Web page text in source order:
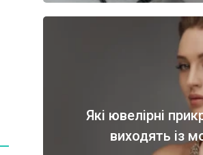
Які ювелірні
виходять із